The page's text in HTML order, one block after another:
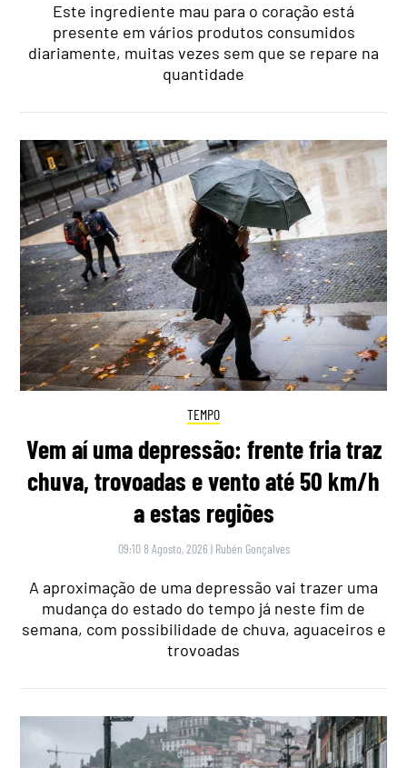
Este ingrediente mau para o coração está
presente em vários produtos consumidos
diariamente, muitas vezes sem que se repare na
quantidade
TEMPO
Vem aí uma depressão: frente fria traz
chuva, trovoadas e vento até 50 km/h
a estas regiões
09:10 8 Agosto, 2026 | Rubén Gonçalves
A aproximação de uma depressão vai trazer uma
mudança do estado do tempo já neste fim de
semana, com possibilidade de chuva, aguaceiros e
trovoadas